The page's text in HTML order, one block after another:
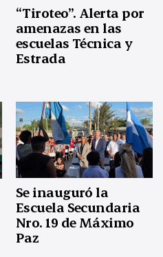
“Tiroteo”. Alerta por
amenazas en las
escuelas Técnica y
Estrada
Se inauguró la
Escuela Secundaria
Nro. 19 de Máximo
Paz